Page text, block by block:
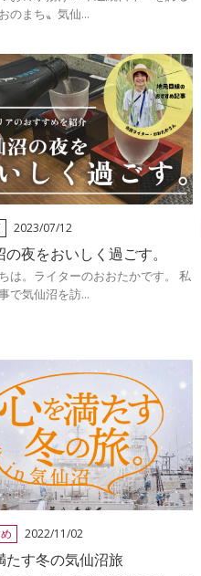
のまち〟気仙...
2023/07/12
の夜をおいしく過ごす。
は。ライターのおおたかです。 私
で気仙沼を訪...
2022/11/02
たす冬の気仙沼旅